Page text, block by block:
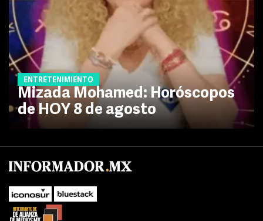
ENTRETENIMIENTO
Mizada Mohamed: Horóscopos
de HOY 8 de agosto